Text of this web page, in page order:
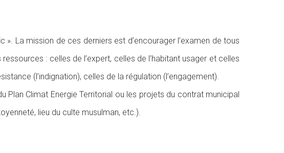
La mission de ces derniers est d’encourager l’examen de tous
: celles de l’expert, celles de l’habitant usager et celles
(l’indignation), celles de la régulation (l’engagement).
Climat Energie Territorial ou les projets du contrat municipal
lieu du culte musulman, etc.).